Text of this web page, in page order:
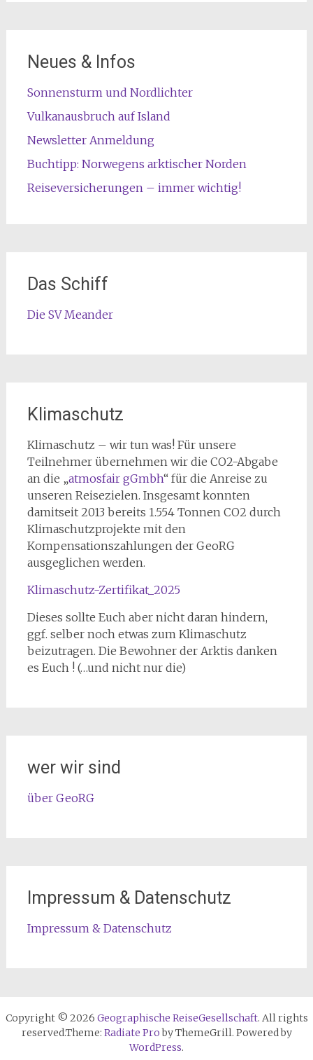
Neues & Infos
Sonnensturm und Nordlichter
Vulkanausbruch auf Island
Newsletter Anmeldung
Buchtipp: Norwegens arktischer Norden
Reiseversicherungen – immer wichtig!
Das Schiff
Die SV Meander
Klimaschutz
Klimaschutz – wir tun was! Für unsere
Teilnehmer übernehmen wir die CO2-Abgabe
an die „atmosfair gGmbh“ für die Anreise zu
unseren Reisezielen. Insgesamt konnten
damitseit 2013 bereits 1.554 Tonnen CO2 durch
Klimaschutzprojekte mit den
Kompensationszahlungen der GeoRG
ausgeglichen werden.
Klimaschutz-Zertifikat_2025
Dieses sollte Euch aber nicht daran hindern,
ggf. selber noch etwas zum Klimaschutz
beizutragen. Die Bewohner der Arktis danken
es Euch ! (…und nicht nur die)
wer wir sind
über GeoRG
Impressum & Datenschutz
Impressum & Datenschutz
Copyright © 2026 Geographische ReiseGesellschaft. All rights
reserved.Theme: Radiate Proby ThemeGrill. Powered by
WordPress.